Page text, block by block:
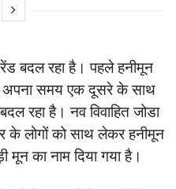
बदल रहा है। पहले हनीमून
अपना समय एक दूसरे के साथ
रहा है। नव विवाहित जोडा
के लोगों को साथ लेकर हनीमून
मून का नाम दिया गया है।